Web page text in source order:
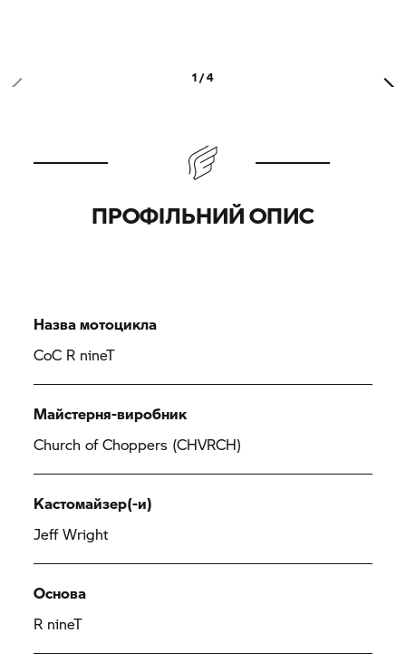
1 / 4
ПРОФІЛЬНИЙ ОПИС
Назва мотоцикла
CoC R nineT
Майстерня-виробник
Church of Choppers (CHVRCH)
Кастомайзер(-и)
Jeff Wright
Основа
R nineT